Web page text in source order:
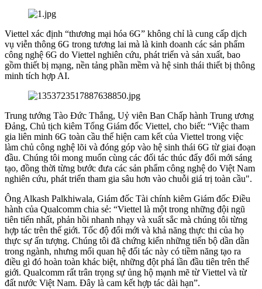
Viettel xác định “thương mại hóa 6G” không chỉ là cung cấp dịch
vụ viễn thông 6G trong tương lai mà là kinh doanh các sản phẩm
công nghệ 6G do Viettel nghiên cứu, phát triển và sản xuất, bao
gồm thiết bị mạng, nền tảng phần mềm và hệ sinh thái thiết bị thông
minh tích hợp AI.
Trung tướng Tào Đức Thắng, Uỷ viên Ban Chấp hành Trung ương
Đảng, Chủ tịch kiêm Tổng Giám đốc Viettel, cho biết: “Việc tham
gia liên minh 6G toàn cầu thể hiện cam kết của Viettel trong việc
làm chủ công nghệ lõi và đóng góp vào hệ sinh thái 6G từ giai đoạn
đầu. Chúng tôi mong muốn cùng các đối tác thúc đẩy đổi mới sáng
tạo, đồng thời từng bước đưa các sản phẩm công nghệ do Việt Nam
nghiên cứu, phát triển tham gia sâu hơn vào chuỗi giá trị toàn cầu".
Ông Alkash Palkhiwala, Giám đốc Tài chính kiêm Giám đốc Điều
hành của Qualcomm chia sẻ: “Viettel là một trong những đội ngũ
tiên tiến nhất, phản hồi nhanh nhạy và xuất sắc mà chúng tôi từng
hợp tác trên thế giới. Tốc độ đổi mới và khả năng thực thi của họ
thực sự ấn tượng. Chúng tôi đã chứng kiến những tiến bộ dần dần
trong ngành, nhưng mối quan hệ đối tác này có tiềm năng tạo ra
điều gì đó hoàn toàn khác biệt, những đột phá lần đầu tiên trên thế
giới. Qualcomm rất trân trọng sự ủng hộ mạnh mẽ từ Viettel và từ
đất nước Việt Nam. Đây là cam kết hợp tác dài hạn”.